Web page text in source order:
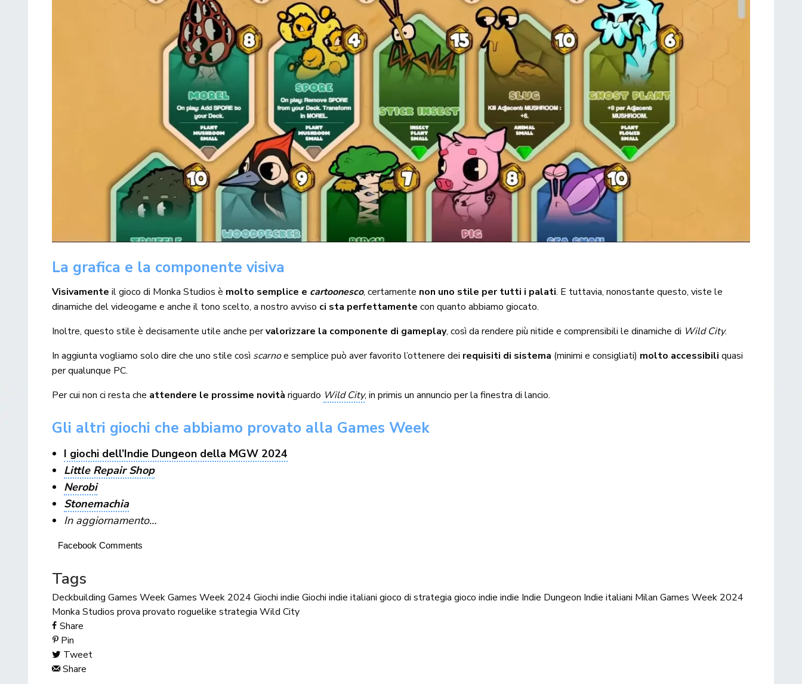
La grafica e la componente visiva
Visivamente il gioco di Monka Studios è molto semplice e cartoonesco, certamente non uno stile per tutti i palati. E tuttavia, nonostante questo, viste le
dinamiche del videogame e anche il tono scelto, a nostro avviso ci sta perfettamentecon quanto abbiamo giocato.
Inoltre, questo stile è decisamente utile anche pervalorizzare la componente di gameplay, così da rendere più nitide e comprensibili le dinamiche di Wild City.
In aggiunta vogliamo solo dire che uno stile così scarnoe semplice può aver favorito l’ottenere dei requisiti di sistema (minimi e consigliati) molto accessibiliquasi
per qualunque PC.
Per cui non ci resta che attendere le prossime novitàriguardo Wild City, in primis un annuncio per la finestra di lancio.
Gli altri giochi che abbiamo provato alla Games Week
I giochi dell’Indie Dungeon della MGW 2024
Little Repair Shop
Nerobi
Stonemachia
In aggiornamento…
Facebook Comments
Tags
Deckbuilding Games WeekGames Week 2024 Giochi indie Giochi indie italiani gioco di strategia gioco indie indie Indie Dungeon Indie italiani Milan Games Week 2024
Monka Studios prova provato roguelike strategia Wild City
Share
Pin
Tweet
Share